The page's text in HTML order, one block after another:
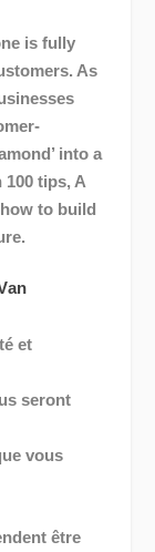
is fully
As
into a
tips, A
to build
et
seront
vous
être